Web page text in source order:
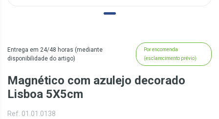
Entrega em 24/48 horas (mediante
disponibilidade do artigo)
Por encomenda
(esclarecimento prévio)
Magnético com azulejo decorado
Lisboa 5X5cm
Ref. 01.01.0138